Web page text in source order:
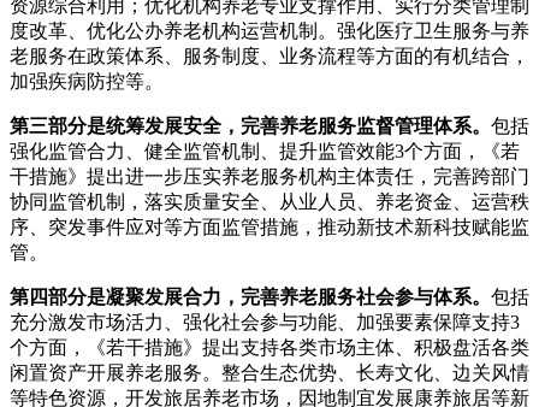
资源综合利用；优化机构养老专业支撑作用、实行分类管理制
度改革、优化公办养老机构运营机制。强化医疗卫生服务与养
老服务在政策体系、服务制度、业务流程等方面的有机结合，
加强疾病防控等。
第三部分是统筹发展安全，完善养老服务监督管理体系。 包括
强化监管合力、健全监管机制、提升监管效能3个方面，《若
干措施》提出进一步压实养老服务机构主体责任，完善跨部门
协同监管机制，落实质量安全、从业人员、养老资金、运营秩
序、突发事件应对等方面监管措施，推动新技术新科技赋能监
管。
第四部分是凝聚发展合力，完善养老服务社会参与体系。 包括
充分激发市场活力、强化社会参与功能、加强要素保障支持3
个方面，《若干措施》提出支持各类市场主体、积极盘活各类
闲置资产开展养老服务。整合生态优势、长寿文化、边关风情
等特色资源，开发旅居养老市场，因地制宜发展康养旅居等新